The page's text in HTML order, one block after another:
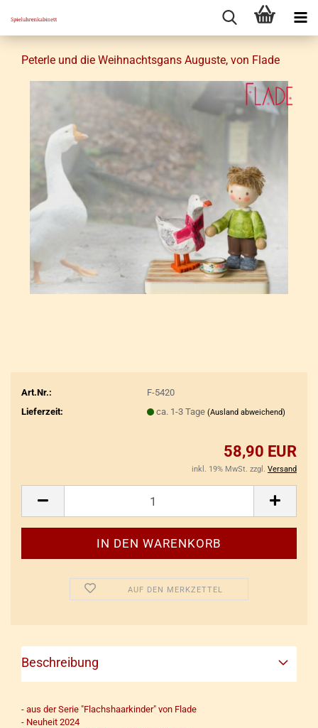
Pe­ter­le und die Weih­nachts­gans Au­gus­te, von Flade
Art.Nr.:
F-5420
Lieferzeit:
ca. 1-3 Tage (Ausland abweichend)
58,90 EUR
inkl. 19% MwSt. zzgl. Versand
AUF DEN MERKZETTEL
Beschreibung
- aus der Serie "Flachshaarkinder" von Flade
- Neuheit 2024